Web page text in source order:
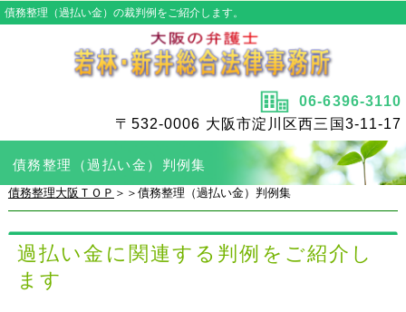
債務整理（過払い金）の裁判例をご紹介します。
06-6396-3110
〒532-0006 大阪市淀川区西三国3-11-17
債務整理（過払い金）判例集
債務整理大阪ＴＯＰ ＞＞債務整理（過払い金）判例集
過払い金に関連する判例をご紹介し
ます